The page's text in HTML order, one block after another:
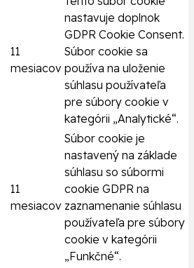
11
mesiacov
nastavuje doplnok
GDPR Cookie Consent.
Súbor cookie sa
používa na uloženie
súhlasu používateľa
pre súbory cookie v
kategórii „Analytické“.
11
mesiacov
Súbor cookie je
nastavený na základe
súhlasu so súbormi
cookie GDPR na
zaznamenanie súhlasu
používateľa pre súbory
cookie v kategórii
„Funkčné“.